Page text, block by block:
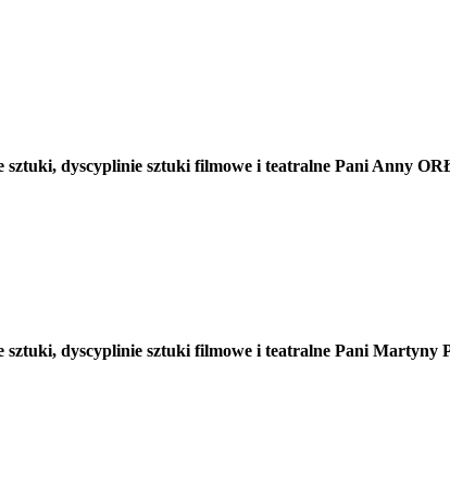
sztuki, dyscyplinie sztuki filmowe i teatralne Pani Anny
sztuki, dyscyplinie sztuki filmowe i teatralne Pani